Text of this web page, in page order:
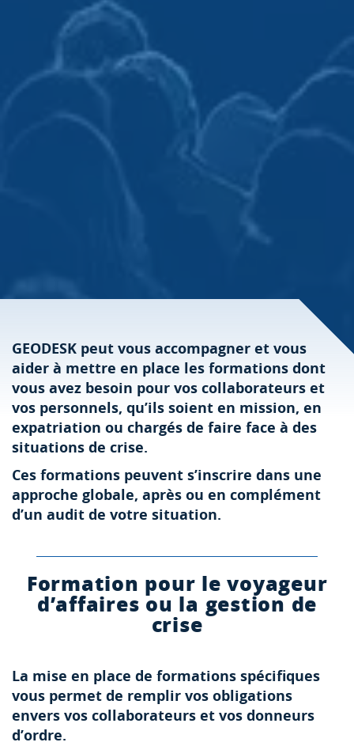
GEODESK peut vous accompagner et vous
aider à mettre en place les formations dont
vous avez besoin pour vos collaborateurs et
vos personnels, qu’ils soient en mission, en
expatriation ou chargés de faire face à des
situations de crise.
Ces formations peuvent s’inscrire dans une
approche globale, après ou en complément
d’un audit de votre situation.
Formation pour le voyageur
d’affaires ou la gestion de
crise
La mise en place de formations spécifiques
vous permet de remplir vos obligations
envers vos collaborateurs et vos donneurs
d’ordre.